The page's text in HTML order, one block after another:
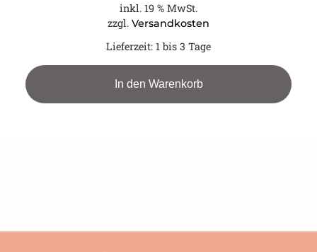
inkl. 19 % MwSt.
zzgl. Versandkosten
Lieferzeit: 1 bis 3 Tage
In den Warenkorb